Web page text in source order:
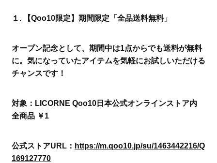
１. 【Qoo10限定】期間限定「全品送料無料」
オープン記念として、期間中は1点からでも送料が無料
に。気になっていたアイテムを気軽にお試しいただける
チャンスです！
対象：LICORNE Qoo10日本公式オンラインストア内
全商品 ￥1
公式ストアURL： https://m.qoo10.jp/su/1463442216/Q
169127770